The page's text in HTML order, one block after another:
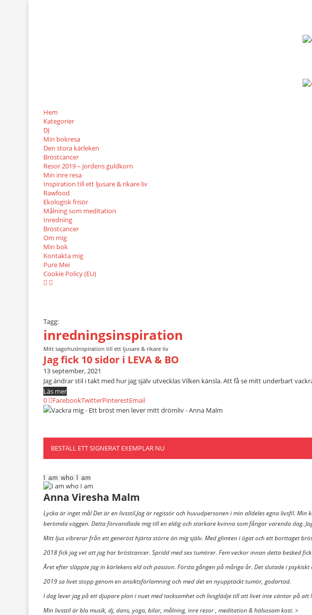
Hem
Kategorier
DJ
Min bokresa
Den stora kärleken
Bröstcancer
Resor 2019 – jordens guldkorn
Min inre resa
Inspiration till ett ljusare & rikare liv
Rawfood
Ekologisk frisör
Målning som meditation
Inredning
Bröstcancer
Om mig
Min bok
Kontakta mig
Pure Mei
Cookie Policy (EU)
Tagg:
inredningsinspiration
Mitt sagohusInspiration till ett ljusare & rikare liv
Jag fick 10 sidor i LEVA & BO
13 september, 2021
Jag ändrar stil i takt med hur jag själv utvecklas Vilken känsla. Att få se mitt underbart
Läs mer
0
FacebookTwitterPinterestEmail
BESTÄLL ETT SIGNERAT EXEMPLAR NU
I am who I am
Anna Viresha Malm
Lycka är inget mål Det är en livsstil.Jag är regissör och huvudpersonen i min alldeles egna livsfil.
berömda väggen. Detta förvandlade mig till en eldig och starkare kvinna som fångar varenda dag.
Mitt ljus vibrerar från ett generöst hjärta större än mig själv. Med glimten i ögat och ett borttaget
2018 fick jag vet att jag har bröstcancer. Spridd med sex tumörer. Fem veckor innan detta besked
Året efter släppte jag in kärlekens eld och passion. Första gången på många år. Det slutade i
2019 sa livet stopp genom en ansiktsförlamning och med det en nyupptäckt tumör, godartad.
I dag lever jag på ett djupare plan i nuet med tacksamhet och livsglädje till att livet inte väntar på att
Min livsstil är bla musik, dj, dans, yoga, bilar, målning, inre resor , meditation & hälsosam kost. >